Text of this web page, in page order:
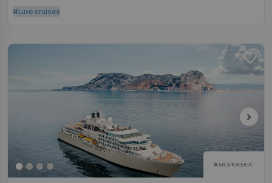
#Luxe cruises
favorite
chevron_right